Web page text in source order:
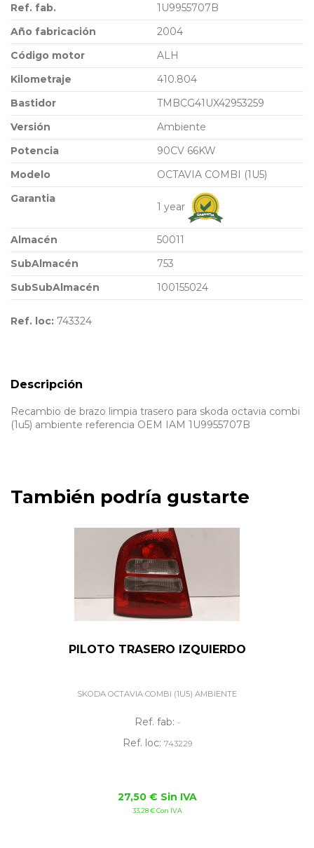
Ref. fab.
1U9955707B
Año fabricación
2004
Código motor
ALH
Kilometraje
410.804
Bastidor
TMBCG41UX42953259
Versión
Ambiente
Potencia
90CV 66KW
Modelo
OCTAVIA COMBI (1U5)
Garantia
1 year
Almacén
50011
SubAlmacén
753
SubSubAlmacén
100155024
Ref. loc: 743324
Descripción
Recambio de brazo limpia trasero para skoda octavia combi
(1u5) ambiente referencia OEM IAM 1U9955707B
También podría gustarte
PILOTO TRASERO IZQUIERDO
SKODA OCTAVIA COMBI (1U5) AMBIENTE
Ref. fab: -
Ref. loc: 743229
27,50 € Sin IVA
33,28 € Con IVA